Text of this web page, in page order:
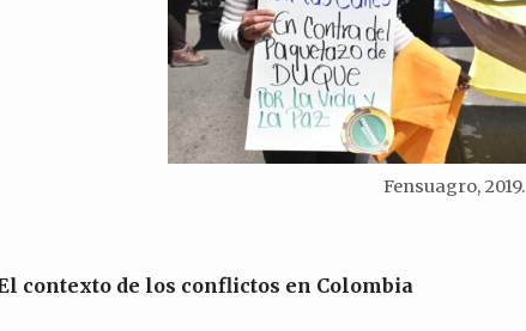
Fensuagro, 2019.
contexto de los conflictos en Colombia